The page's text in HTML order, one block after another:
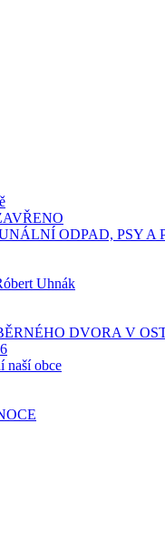
ODPAD, PSY A
Uhnák
DVORA V
naší obce